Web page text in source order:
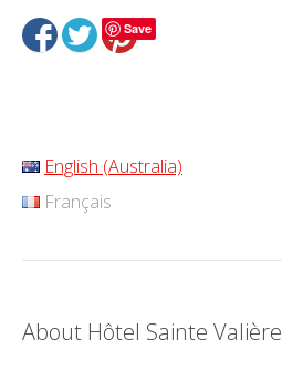
Save
English (Australia)
Français
About Hôtel Sainte Valière